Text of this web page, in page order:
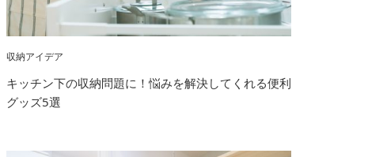
収納アイデア
キッチン下の収納問題に！悩みを解決してくれる便利
グッズ5選